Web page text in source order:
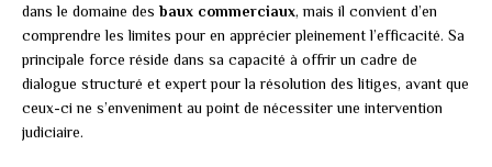
dans le domaine desbaux commerciaux, mais il convient d’en
comprendre les limites pour en apprécier pleinement l’efficacité. Sa
principale force réside dans sa capacité à offrir un cadre de
dialogue structuré et expert pour la résolution des litiges, avant que
ceux-ci ne s’enveniment au point de nécessiter une intervention
judiciaire.